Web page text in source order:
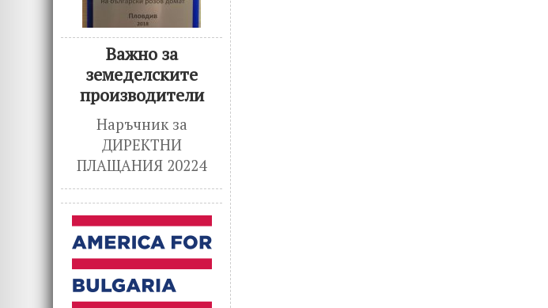
Важно за
земеделските
производители
Наръчник за
ДИРЕКТНИ
ПЛАЩАНИЯ 20224